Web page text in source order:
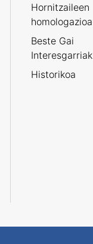
Hornitzaileen
homologazioa
Beste Gai
Interesgarriak
Historikoa